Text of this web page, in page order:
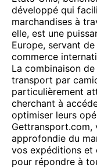
développé qui
marchandises à
elle, est une
Europe, servant
commerce
La combinaison
transport par
particulièrement
cherchant à
optimiser leurs
Gettransport.com,
approfondie du
vos expéditions et
pour répondre à